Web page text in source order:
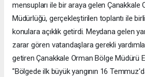
mensupları ile bir araya gelen Çanakkale
Müdürlüğü, gerçekleştirilen toplantı ile
konulara açıklık getirdi. Meydana gelen
zarar gören vatandaşlara gerekli
getiren Çanakkale Orman Bölge Müdürü
"Bölgede ilk büyük yangının 16